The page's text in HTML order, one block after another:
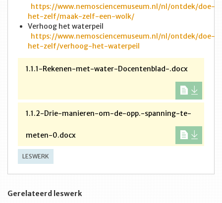
https://www.nemosciencemuseum.nl/nl/ontdek/doe-
het-zelf/maak-zelf-een-wolk/
Verhoog het waterpeil
https://www.nemosciencemuseum.nl/nl/ontdek/doe-
het-zelf/verhoog-het-waterpeil
1.1.1-Rekenen-met-water-Docentenblad-.docx
1.1.2-Drie-manieren-om-de-opp.-spanning-te-
meten-0.docx
LESWERK
Gerelateerd leswerk